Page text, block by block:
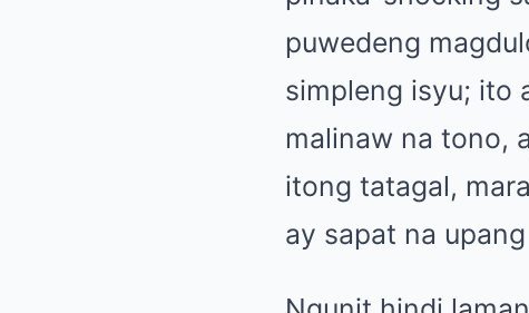
puwedeng
simpleng isyu; ito
malinaw na tono,
itong tatagal,
ay sapat na